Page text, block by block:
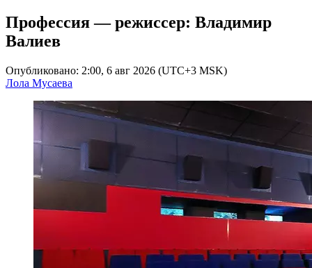
Профессия — режиссер: Владимир
Валиев
Опубликовано: 2:00, 6 авг 2026 (UTC+3 MSK)
Лола Мусаева